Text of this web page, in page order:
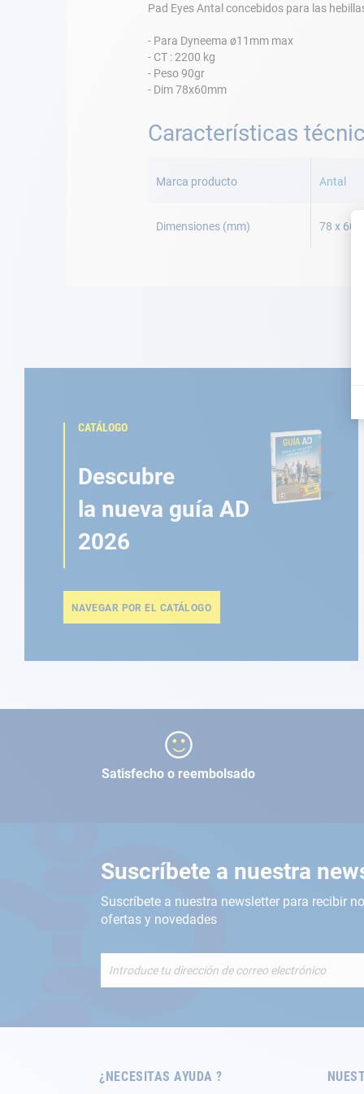
Pad Eyes Antal concebidos para las
- Para Dyneema ø11mm max
- CT : 2200 kg
- Peso 90gr
- Dim 78x60mm
Características
Información
Marca producto Antal
Dimensiones (mm) 78 x 60
CATÁLOGO
Descubre
la nueva guía AD
2026
NAVEGAR POR EL CATÁLOGO
Satisfecho o reembolsado
Suscríbete a nuestra
Suscríbete a nuestra newsletter para recibir
ofertas y novedades
de
¿NECESITAS AYUDA ?